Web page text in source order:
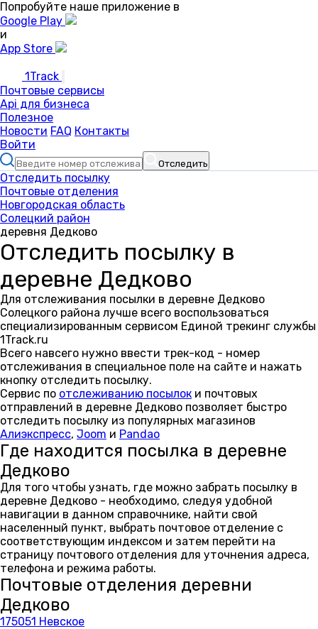
Попробуйте наше приложение в
Google Play
и
App Store
1Track
Почтовые сервисы
Api для бизнеса
Полезное
Новости FAQ Контакты
Войти
Отследить
Отследить посылку
Почтовые отделения
Новгородская область
Солецкий район
деревня Дедково
Отследить посылку в
деревне Дедково
Для отслеживания посылки в деревне Дедково
Солецкого района лучше всего воспользоваться
специализированным сервисом Единой трекинг службы
1Track.ru
Всего навсего нужно ввести трек-код - номер
отслеживания в специальное поле на сайте и нажать
кнопку отследить посылку.
Сервис по отслеживанию посылок и почтовых
отправлений в деревне Дедково позволяет быстро
отследить посылку из популярных магазинов
Алиэкспресс, Joom и Pandao
Где находится посылка в деревне
Дедково
Для того чтобы узнать, где можно забрать посылку в
деревне Дедково - необходимо, следуя удобной
навигации в данном справочнике, найти свой
населенный пункт, выбрать почтовое отделение с
соответствующим индексом и затем перейти на
страницу почтового отделения для уточнения адреса,
телефона и режима работы.
Почтовые отделения деревни
Дедково
175051 Невское